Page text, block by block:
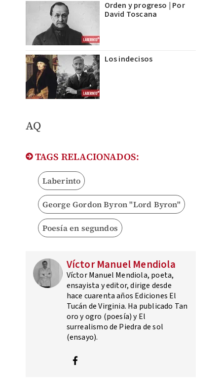
Orden y progreso | Por
David Toscana
Los indecisos
AQ
TAGS RELACIONADOS:
Laberinto
George Gordon Byron "Lord Byron"
Poesía en segundos
Víctor Manuel Mendiola
Víctor Manuel Mendiola, poeta,
ensayista y editor, dirige desde
hace cuarenta años Ediciones El
Tucán de Virginia. Ha publicado Tan
oro y ogro (poesía) y El
surrealismo de Piedra de sol
(ensayo).